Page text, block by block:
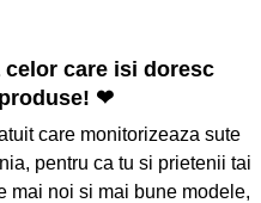
care isi doresc
❤
care monitorizeaza sute
pentru ca tu si prietenii tai
mai noi si mai bune modele,